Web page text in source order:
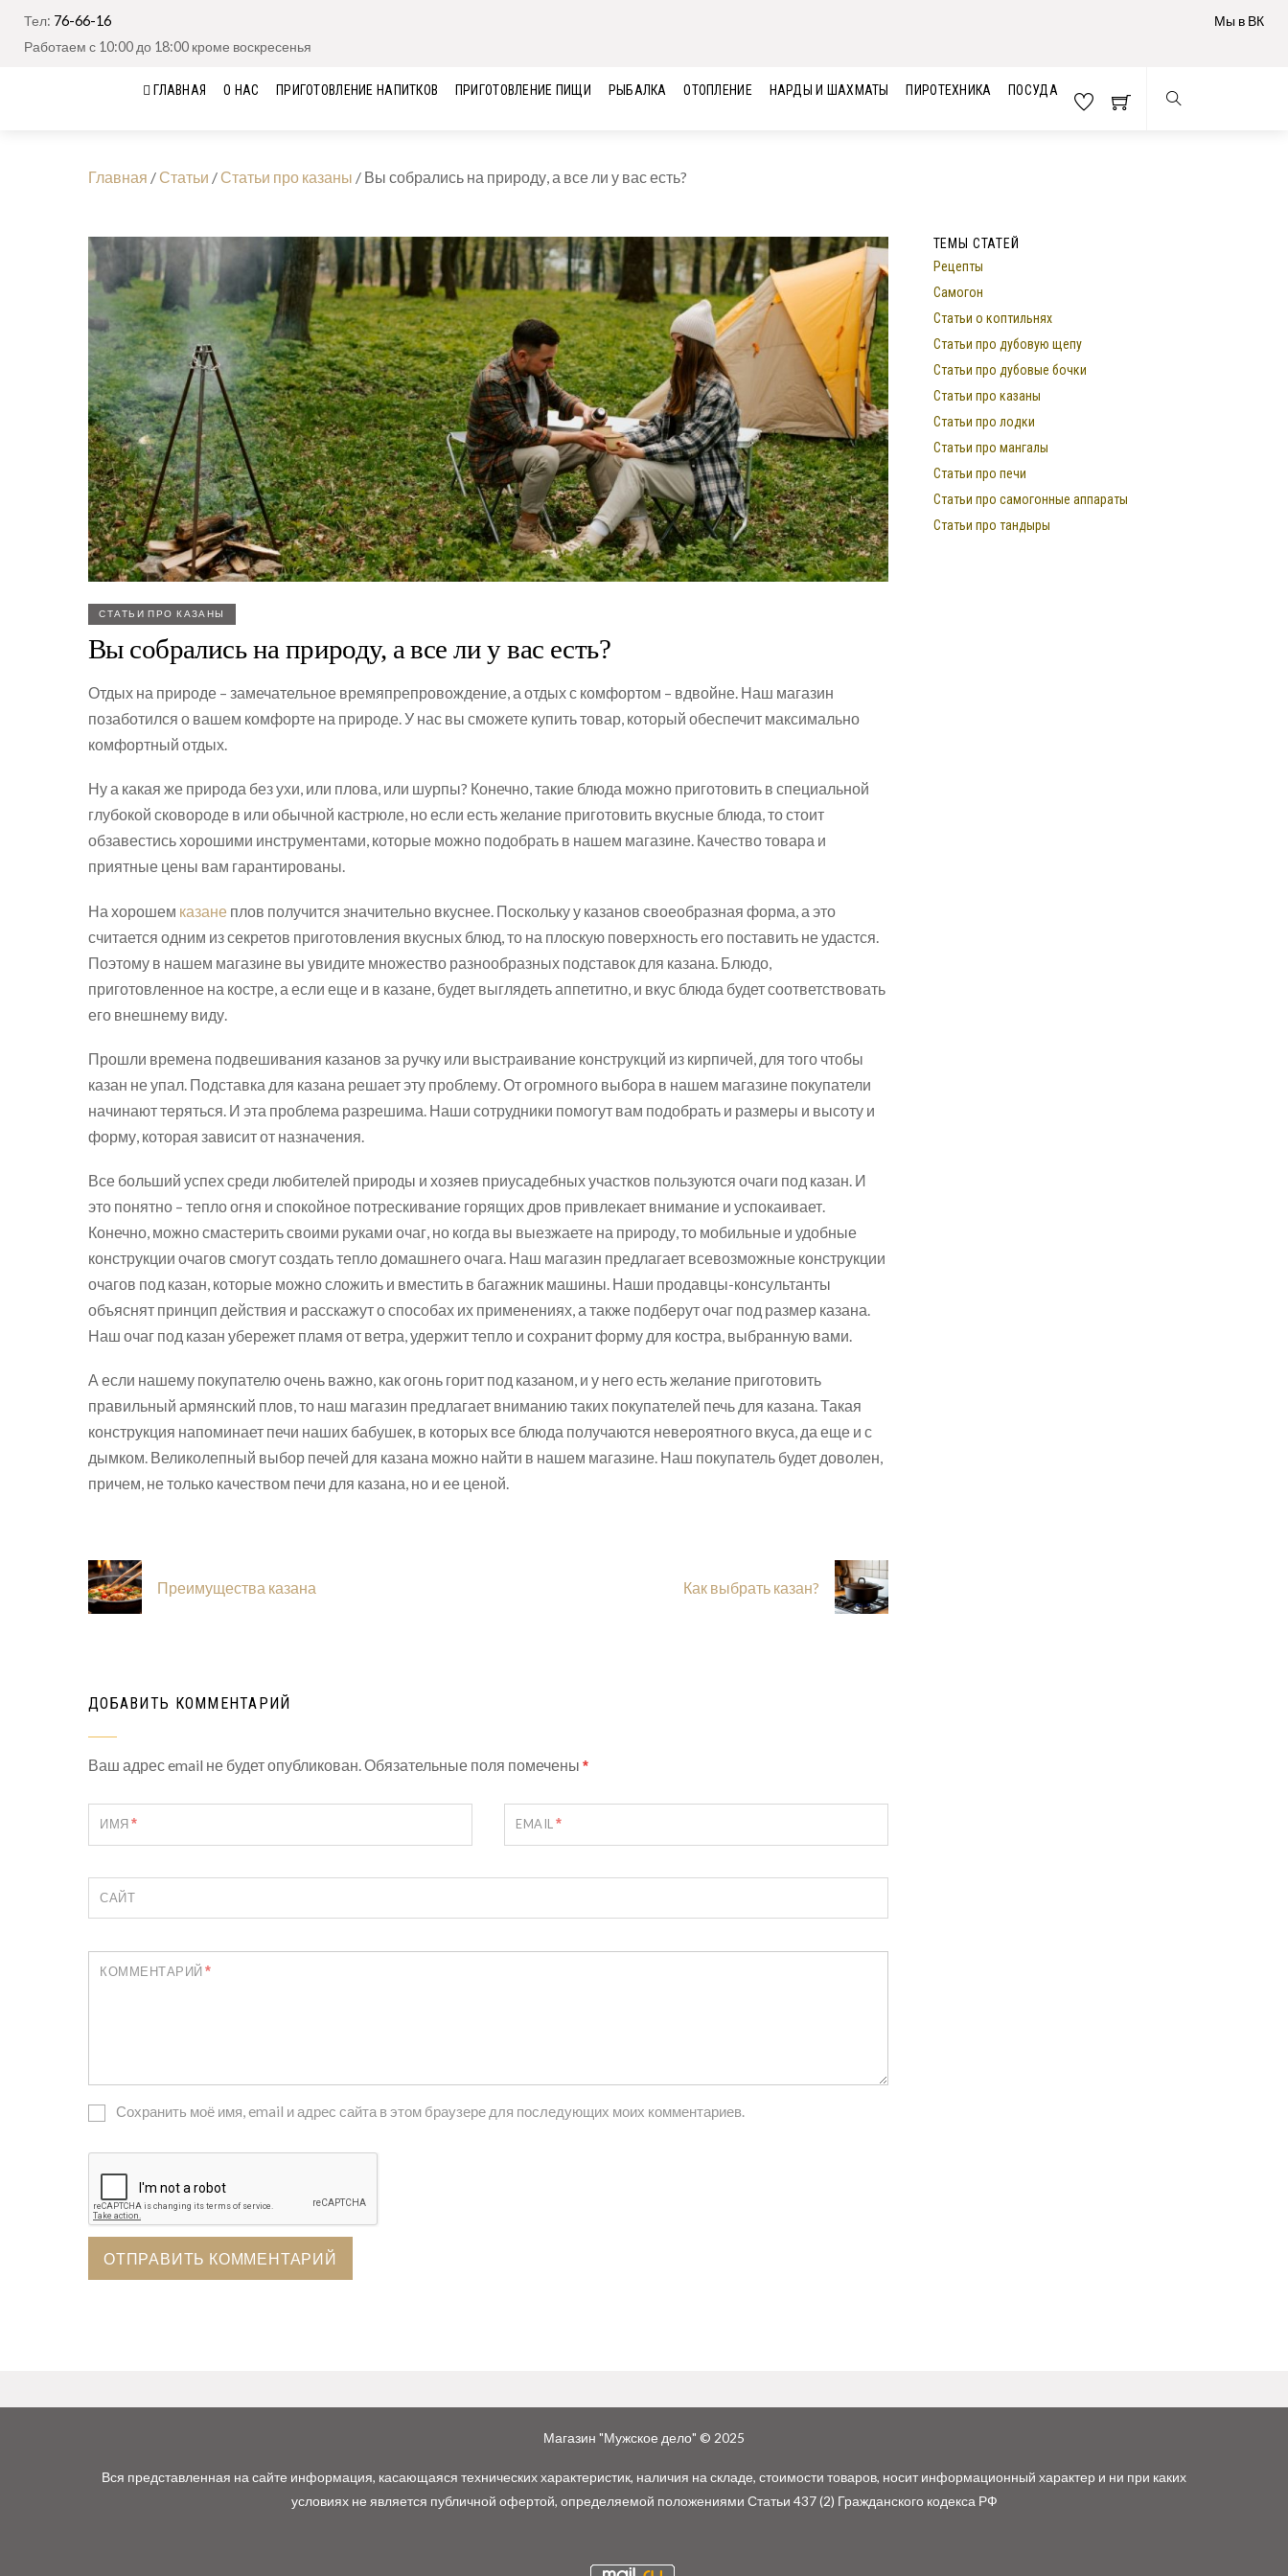
Тел: 76-66-16
Работаем с 10:00 до 18:00 кроме воскресенья
Мы в ВК
ГЛАВНАЯ О НАС ПРИГОТОВЛЕНИЕ НАПИТКОВ ПРИГОТОВЛЕНИЕ ПИЩИ РЫБАЛКА ОТОПЛЕНИЕ НАРДЫ И ШАХМАТЫ ПИРОТЕХНИКА ПОСУДА
Главная / Статьи / Статьи про казаны / Вы собрались на природу, а все ли у вас есть?
СТАТЬИ ПРО КАЗАНЫ
Вы собрались на природу, а все ли у вас есть?
Отдых на природе – замечательное времяпрепровождение, а отдых с комфортом – вдвойне. Наш магазин
позаботился о вашем комфорте на природе. У нас вы сможете купить товар, который обеспечит максимально
комфортный отдых.
Ну а какая же природа без ухи, или плова, или шурпы? Конечно, такие блюда можно приготовить в специальной
глубокой сковороде в или обычной кастрюле, но если есть желание приготовить вкусные блюда, то стоит
обзавестись хорошими инструментами, которые можно подобрать в нашем магазине. Качество товара и
приятные цены вам гарантированы.
На хорошем казане плов получится значительно вкуснее. Поскольку у казанов своеобразная форма, а это
считается одним из секретов приготовления вкусных блюд, то на плоскую поверхность его поставить не удастся.
Поэтому в нашем магазине вы увидите множество разнообразных подставок для казана. Блюдо,
приготовленное на костре, а если еще и в казане, будет выглядеть аппетитно, и вкус блюда будет соответствовать
его внешнему виду.
Прошли времена подвешивания казанов за ручку или выстраивание конструкций из кирпичей, для того чтобы
казан не упал. Подставка для казана решает эту проблему. От огромного выбора в нашем магазине покупатели
начинают теряться. И эта проблема разрешима. Наши сотрудники помогут вам подобрать и размеры и высоту и
форму, которая зависит от назначения.
Все больший успех среди любителей природы и хозяев приусадебных участков пользуются очаги под казан. И
это понятно – тепло огня и спокойное потрескивание горящих дров привлекает внимание и успокаивает.
Конечно, можно смастерить своими руками очаг, но когда вы выезжаете на природу, то мобильные и удобные
конструкции очагов смогут создать тепло домашнего очага. Наш магазин предлагает всевозможные конструкции
очагов под казан, которые можно сложить и вместить в багажник машины. Наши продавцы-консультанты
объяснят принцип действия и расскажут о способах их применениях, а также подберут очаг под размер казана.
Наш очаг под казан убережет пламя от ветра, удержит тепло и сохранит форму для костра, выбранную вами.
А если нашему покупателю очень важно, как огонь горит под казаном, и у него есть желание приготовить
правильный армянский плов, то наш магазин предлагает вниманию таких покупателей печь для казана. Такая
конструкция напоминает печи наших бабушек, в которых все блюда получаются невероятного вкуса, да еще и с
дымком. Великолепный выбор печей для казана можно найти в нашем магазине. Наш покупатель будет доволен,
причем, не только качеством печи для казана, но и ее ценой.
Преимущества казана Как выбрать казан?
ДОБАВИТЬ КОММЕНТАРИЙ
Ваш адрес email не будет опубликован.Обязательные поля помечены *
ИМЯ* EMAIL*
САЙТ
КОММЕНТАРИЙ*
Сохранить моё имя, email и адрес сайта в этом браузере для последующих моих комментариев.
ТЕМЫ СТАТЕЙ
Рецепты
Самогон
Статьи о коптильнях
Статьи про дубовую щепу
Статьи про дубовые бочки
Статьи про казаны
Статьи про лодки
Статьи про мангалы
Статьи про печи
Статьи про самогонные аппараты
Статьи про тандыры
Магазин "Мужское дело" © 2025
Вся представленная на сайте информация, касающаяся технических характеристик, наличия на складе, стоимости товаров, носит информационный характер и ни при каких
условиях не является публичной офертой, определяемой положениями Статьи 437 (2) Гражданского кодекса РФ